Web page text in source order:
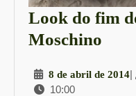
Look do fim
Moschino
fim
8 de abril de 20148|
10:00